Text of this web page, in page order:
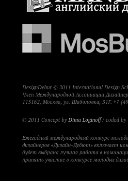
DesignDebut © 2011 International Design
Член Международной Ассоциации
115162, Москва, ул. Шаболовка, 31Г. +7
© 2011 Concept by Dima Loginoff/ coded by
Ежегодный международный конкурс
дизайнеров «Дизайн-Дебют» включает
будет выбрана лучшая работа в
принять участие в конкурсе молодых